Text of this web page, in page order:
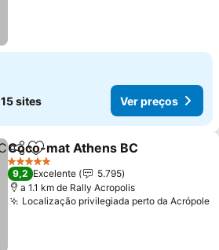
15 sites Ver preços
PartilharAdicionar aos favoritos
Coco-mat Athens BC
5 Estrelas
9,2 Excelente
5.795
a 1.1 km de Rally Acropolis
Localização privilegiada perto da Acrópole